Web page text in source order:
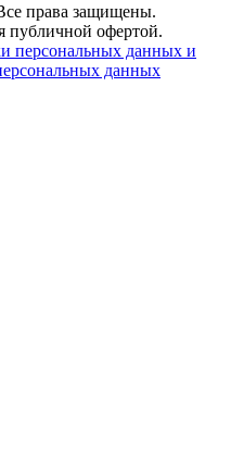
права защищены.
публичной офертой.
персональных данных и
данных